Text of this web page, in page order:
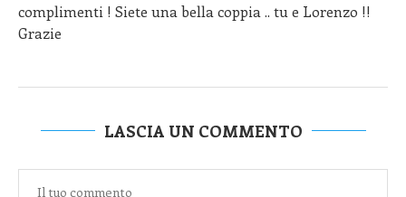
complimenti ! Siete una bella coppia .. tu e Lorenzo !!
Grazie
LASCIA UN COMMENTO